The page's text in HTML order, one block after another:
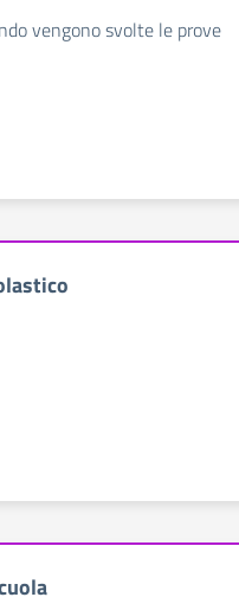
vengono svolte le prove